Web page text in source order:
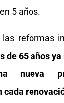
5 años.
reformas
de 65 años ya
nueva
cada